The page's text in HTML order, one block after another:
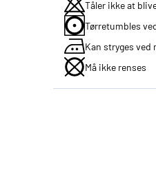
Tåler ikke at
Tørretumbles
Kan stryges
Må ikke renses